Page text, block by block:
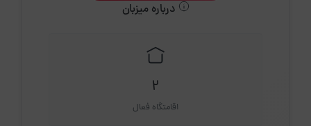
درباره میزبان
2
اقامتگاه فعال